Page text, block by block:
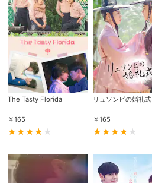
The Tasty Florida
￥165
リュソンビの婚礼式
￥165